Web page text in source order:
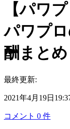
【パワ
パワプ
酬まとめ
最終更新:
2021年4月19日
コメント 0 件